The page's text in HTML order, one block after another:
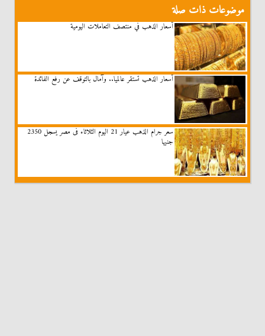
موضوعات ذات صلة
أسعار الذهب في منتصف التعاملات اليومية
أسعار الذهب تستقر عالميا.. وآمال بالتوقف عن رفع الفائدة
سعر جرام الذهب عيار 21 اليوم الثلاثاء فى مصر يسجل 2350
جنيها